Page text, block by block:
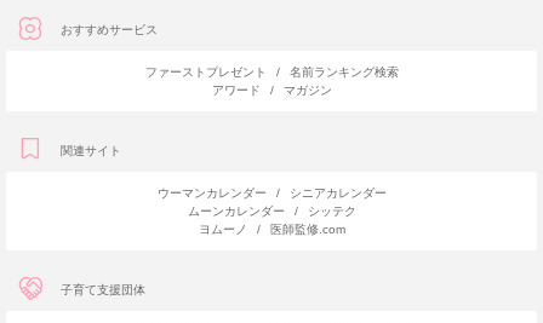
おすすめサービス
ファーストプレゼント /
名前ランキング検索
アワード
/ マガジン
関連サイト
ウーマンカレンダー /
シニアカレンダー
ムーンカレンダー
/
シッテク
ヨムーノ
/ 医師監修.com
子育て支援団体